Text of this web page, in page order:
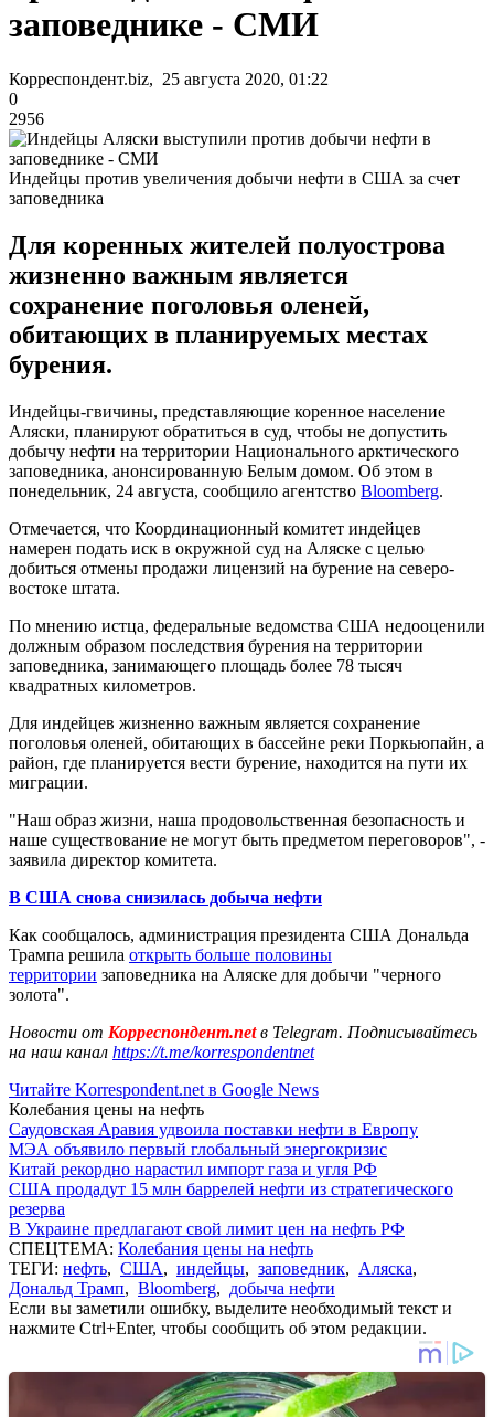
заповеднике - СМИ
Корреспондент.biz, 25 августа 2020, 01:22
0
2956
Индейцы против увеличения добычи нефти в США за счет
заповедника
Для коренных жителей полуострова
жизненно важным является
сохранение поголовья оленей,
обитающих в планируемых местах
бурения.
Индейцы-гвичины, представляющие коренное население
Аляски, планируют обратиться в суд, чтобы не допустить
добычу нефти на территории Национального арктического
заповедника, анонсированную Белым домом. Об этом в
понедельник, 24 августа, сообщило агентство Bloomberg.
Отмечается, что Координационный комитет индейцев
намерен подать иск в окружной суд на Аляске с целью
добиться отмены продажи лицензий на бурение на северо-
востоке штата.
По мнению истца, федеральные ведомства США недооценили
должным образом последствия бурения на территории
заповедника, занимающего площадь более 78 тысяч
квадратных километров.
Для индейцев жизненно важным является сохранение
поголовья оленей, обитающих в бассейне реки Поркьюпайн, а
район, где планируется вести бурение, находится на пути их
миграции.
"Наш образ жизни, наша продовольственная безопасность и
наше существование не могут быть предметом переговоров", -
заявила директор комитета.
В США снова снизилась добыча нефти
Как сообщалось, администрация президента США Дональда
Трампа решила открыть больше половины
территории заповедника на Аляске для добычи "черного
золота".
Новости от Корреспондент.netв Telegram. Подписывайтесь
на наш канал https://t.me/korrespondentnet
Читайте Korrespondent.net в Google News
Колебания цены на нефть
Саудовская Аравия удвоила поставки нефти в Европу
МЭА объявило первый глобальный энергокризис
Китай рекордно нарастил импорт газа и угля РФ
США продадут 15 млн баррелей нефти из стратегического
резерва
В Украине предлагают свой лимит цен на нефть РФ
СПЕЦТЕМА: Колебания цены на нефть
ТЕГИ: нефть, США, индейцы, заповедник, Аляска,
Дональд Трамп, Bloomberg, добыча нефти
Если вы заметили ошибку, выделите необходимый текст и
нажмите Ctrl+Enter, чтобы сообщить об этом редакции.